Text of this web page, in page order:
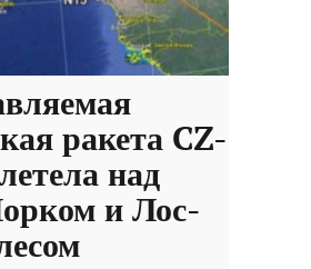
ракета CZ-
над
и Лос-